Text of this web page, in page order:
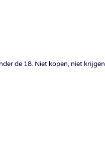
de 18. Niet kopen, niet